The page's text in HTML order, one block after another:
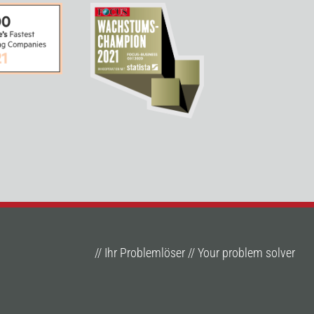
// Ihr Problemlöser // Your problem solver